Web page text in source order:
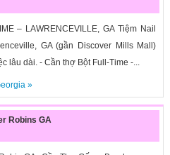
– LAWRENCEVILLE, GA Tiệm Nail
GA (gần Discover Mills Mall)
lâu dài. - Cần thợ Bột Full-Time -...
»
Robins GA